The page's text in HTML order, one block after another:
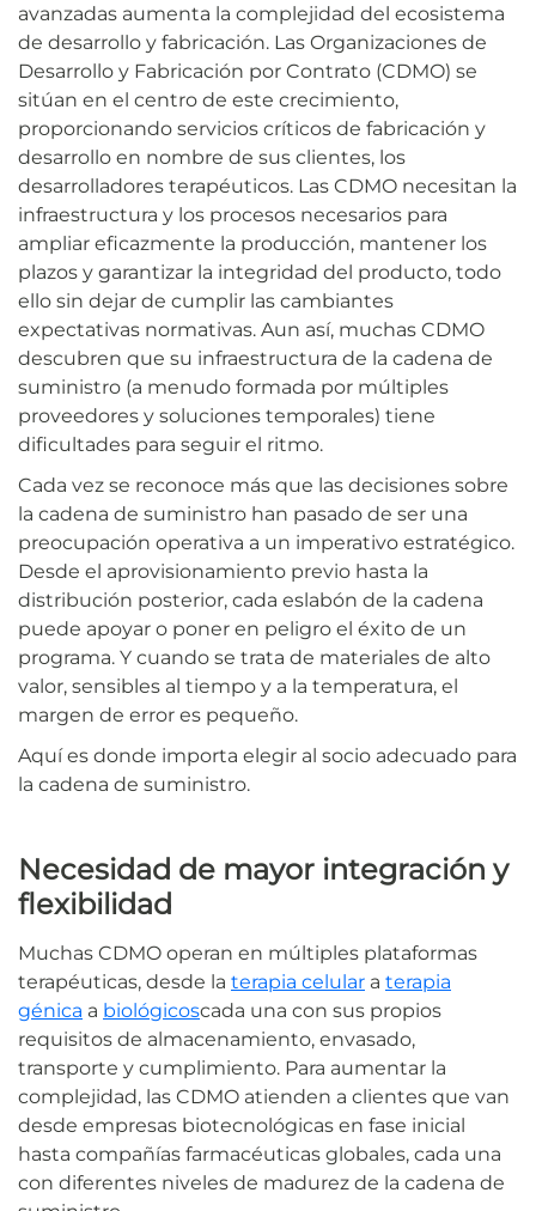
avanzadas aumenta la complejidad del ecosistema
de desarrollo y fabricación. Las Organizaciones de
Desarrollo y Fabricación por Contrato (CDMO) se
sitúan en el centro de este crecimiento,
proporcionando servicios críticos de fabricación y
desarrollo en nombre de sus clientes, los
desarrolladores terapéuticos. Las CDMO necesitan la
infraestructura y los procesos necesarios para
ampliar eficazmente la producción, mantener los
plazos y garantizar la integridad del producto, todo
ello sin dejar de cumplir las cambiantes
expectativas normativas. Aun así, muchas CDMO
descubren que su infraestructura de la cadena de
suministro (a menudo formada por múltiples
proveedores y soluciones temporales) tiene
dificultades para seguir el ritmo.
Cada vez se reconoce más que las decisiones sobre
la cadena de suministro han pasado de ser una
preocupación operativa a un imperativo estratégico.
Desde el aprovisionamiento previo hasta la
distribución posterior, cada eslabón de la cadena
puede apoyar o poner en peligro el éxito de un
programa. Y cuando se trata de materiales de alto
valor, sensibles al tiempo y a la temperatura, el
margen de error es pequeño.
Aquí es donde importa elegir al socio adecuado para
la cadena de suministro.
Necesidad de mayor integración y
flexibilidad
Muchas CDMO operan en múltiples plataformas
terapéuticas, desde la terapia celular a terapia
génica a biológicoscada una con sus propios
requisitos de almacenamiento, envasado,
transporte y cumplimiento. Para aumentar la
complejidad, las CDMO atienden a clientes que van
desde empresas biotecnológicas en fase inicial
hasta compañías farmacéuticas globales, cada una
con diferentes niveles de madurez de la cadena de